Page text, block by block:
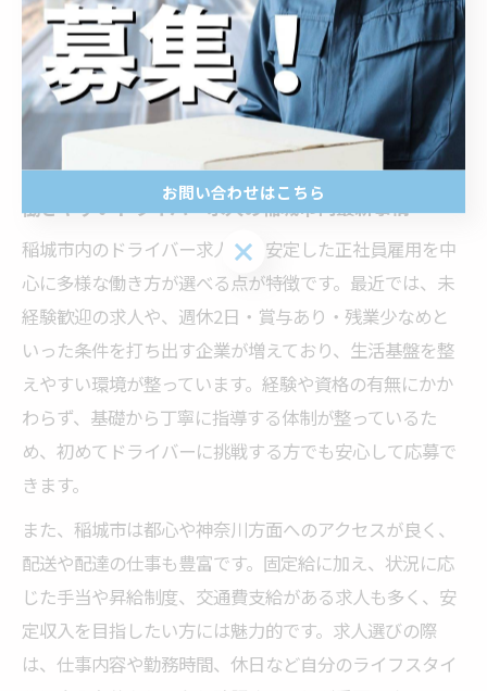
働きやすさが光る稲城市内ドライバ
ー職
働きやすいドライバー求人の稲城市内最新事情
稲城市内のドライバー求人は、安定した正社員雇用を中
心に多様な働き方が選べる点が特徴です。最近では、未
経験歓迎の求人や、週休2日・賞与あり・残業少なめと
いった条件を打ち出す企業が増えており、生活基盤を整
えやすい環境が整っています。経験や資格の有無にかか
わらず、基礎から丁寧に指導する体制が整っているた
め、初めてドライバーに挑戦する方でも安心して応募で
きます。
また、稲城市は都心や神奈川方面へのアクセスが良く、
配送や配達の仕事も豊富です。固定給に加え、状況に応
じた手当や昇給制度、交通費支給がある求人も多く、安
定収入を目指したい方には魅力的です。求人選びの際
は、仕事内容や勤務時間、休日など自分のライフスタイ
お問い合わせはこちら
お問い合わせはこちら